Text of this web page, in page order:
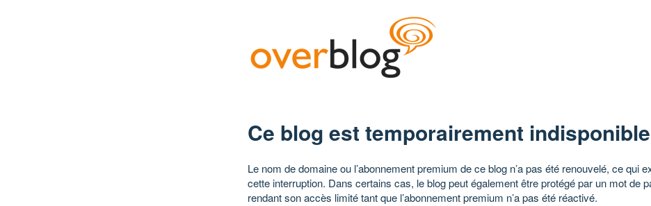
Ce blog est temporairement indisponible
Le nom de domaine ou l’abonnement premium de ce blog n’a pas été renouvelé, ce qui
cette interruption. Dans certains cas, le blog peut également être protégé par un mot de
rendant son accès limité tant que l’abonnement premium n’a pas été réactivé.